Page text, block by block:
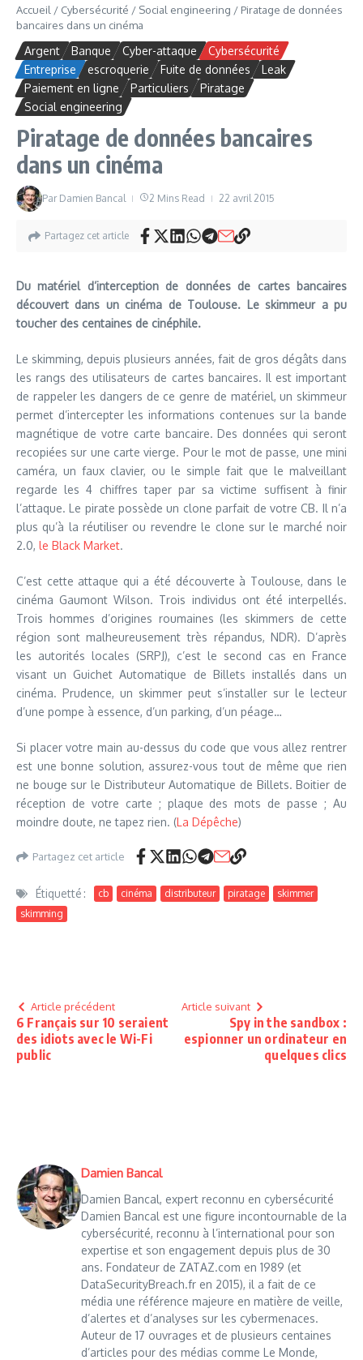
Accueil / Cybersécurité / Social engineering / Piratage de données
bancaires dans un cinéma
Argent Banque Cyber-attaque
Cybersécurité
Entreprise
escroquerie Fuite de données
Leak
Paiement en ligne
Particuliers
Piratage
Social engineering
Piratage de données bancaires
dans un cinéma
Par Damien Bancal 2 Mins Read 22 avril 2015
Partagez cet article
Du matériel d’interception de données de cartes bancaires
découvert dans un cinéma de Toulouse. Le skimmeur a pu
toucher des centaines de cinéphile.
Le skimming, depuis plusieurs années, fait de gros dégâts dans
les rangs des utilisateurs de cartes bancaires. Il est important
de rappeler les dangers de ce genre de matériel, un skimmeur
permet d’intercepter les informations contenues sur la bande
magnétique de votre carte bancaire. Des données qui seront
recopiées sur une carte vierge. Pour le mot de passe, une mini
caméra, un faux clavier, ou le simple fait que le malveillant
regarde les 4 chiffres taper par sa victime suffisent à finir
l’attaque. Le pirate possède un clone parfait de votre CB. Il n’a
plus qu’à la réutiliser ou revendre le clone sur le marché noir
2.0, le Black Market.
C’est cette attaque qui a été découverte à Toulouse, dans le
cinéma Gaumont Wilson. Trois individus ont été interpellés.
Trois hommes d’origines roumaines (les skimmers de cette
région sont malheureusement très répandus, NDR). D’après
les autorités locales (SRPJ), c’est le second cas en France
visant un Guichet Automatique de Billets installés dans un
cinéma. Prudence, un skimmer peut s’installer sur le lecteur
d’une pompe à essence, d’un parking, d’un péage…
Si placer votre main au-dessus du code que vous allez rentrer
est une bonne solution, assurez-vous tout de même que rien
ne bouge sur le Distributeur Automatique de Billets. Boitier de
réception de votre carte ; plaque des mots de passe ; Au
moindre doute, ne tapez rien. (La Dépêche)
Partagez cet article
Étiquetté : cb cinéma distributeur piratage
skimmer
skimming
Article précédent
6 Français sur 10 seraient
des idiots avec le Wi-Fi
public
Article suivant
Spy in the sandbox :
espionner un ordinateur en
quelques clics
Damien Bancal
Damien Bancal, expert reconnu en cybersécurité
Damien Bancal est une figure incontournable de la
cybersécurité, reconnu à l’international pour son
expertise et son engagement depuis plus de 30
ans. Fondateur de ZATAZ.com en 1989 (et
DataSecurityBreach.fr en 2015), il a fait de ce
média une référence majeure en matière de veille,
d’alertes et d’analyses sur les cybermenaces.
Auteur de 17 ouvrages et de plusieurs centaines
d’articles pour des médias comme Le Monde,